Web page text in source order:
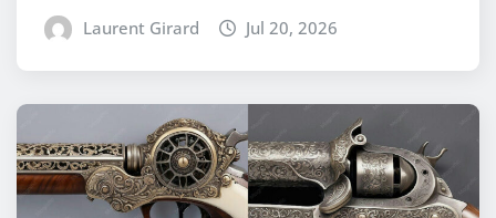
Laurent Girard Jul 20, 2026